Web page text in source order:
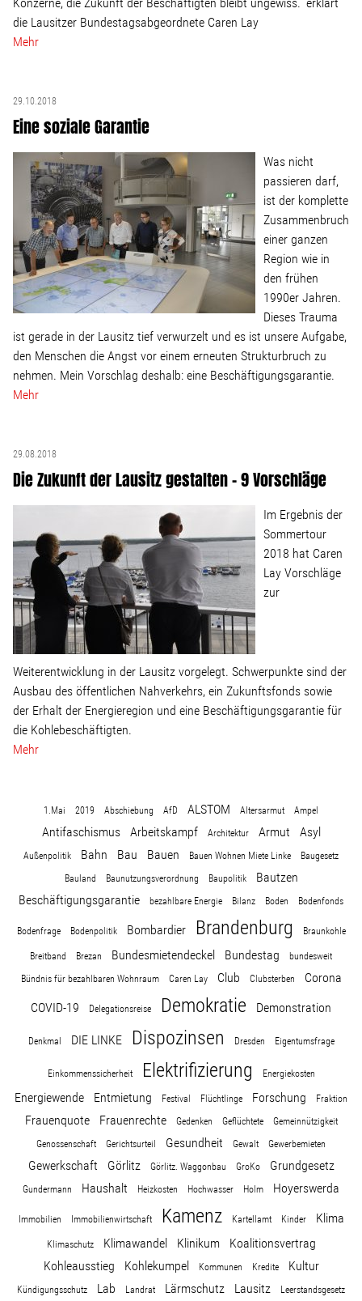
die Lausitzer Bundestagsabgeordnete Caren Lay
Mehr
29.10.2018
Eine soziale Garantie
Was nicht
passieren darf,
ist der komplette
Zusammenbruch
einer ganzen
Region wie in
den frühen
1990er Jahren.
Dieses Trauma
ist gerade in der Lausitz tief verwurzelt und es ist unsere Aufgabe,
den Menschen die Angst vor einem erneuten Strukturbruch zu
nehmen. Mein Vorschlag deshalb: eine Beschäftigungsgarantie.
Mehr
29.08.2018
Die Zukunft der Lausitz gestalten – 9 Vorschläge
Im Ergebnis der
Sommertour
2018 hat Caren
Lay Vorschläge
zur
Weiterentwicklung in der Lausitz vorgelegt. Schwerpunkte sind der
Ausbau des öffentlichen Nahverkehrs, ein Zukunftsfonds sowie
der Erhalt der Energieregion und eine Beschäftigungsgarantie für
die Kohlebeschäftigten.
Mehr
1.Mai 2019 Abschiebung AfD ALSTOM Altersarmut Ampel
Antifaschismus Arbeitskampf Architektur Armut Asyl
Außenpolitik Bahn Bau Bauen Bauen Wohnen Miete Linke
Baugesetz
Bauland
Baunutzungsverordnung Baupolitik
Bautzen
Beschäftigungsgarantie
bezahlbare Energie Bilanz Boden Bodenfonds
Bodenfrage Bodenpolitik Bombardier Brandenburg Braunkohle
Breitband Brezan Bundesmietendeckel Bundestag
bundesweit
Bündnis für bezahlbaren Wohnraum
Caren Lay Club Clubsterben
Corona
COVID-19
Delegationsreise Demokratie Demonstration
Denkmal DIE LINKE Dispozinsen Dresden Eigentumsfrage
Einkommenssicherheit Elektrifizierung Energiekosten
Energiewende Entmietung Festival Flüchtlinge Forschung Fraktion
Frauenquote Frauenrechte Gedenken Geflüchtete
Gemeinnützigkeit
Genossenschaft
Gerichtsurteil Gesundheit Gewalt Gewerbemieten
Gewerkschaft Görlitz Görlitz. Waggonbau GroKo Grundgesetz
Gundermann Haushalt Heizkosten Hochwasser Holm Hoyerswerda
Immobilien Immobilienwirtschaft Kamenz Kartellamt Kinder Klima
Klimaschutz Klimawandel Klinikum
Koalitionsvertrag
Kohleausstieg
Kohlekumpel Kommunen Kredite Kultur
Kündigungsschutz Lab Landrat Lärmschutz Lausitz Leerstandsgesetz